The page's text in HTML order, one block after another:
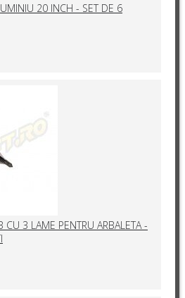
20 INCH - SET DE 6
CU 3 LAME PENTRU ARBALETA -